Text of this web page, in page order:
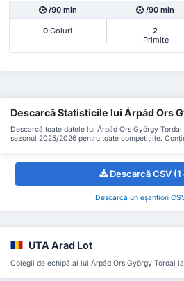
/90 min /90 min
0 Goluri
2
Primite
Descarcă Statisticile lui Árpád Ors
Descarcă toate datele lui Árpád Ors György
sezonul 2025/2026 pentru toate competițiile.
Descarcă CSV
Descarcă un eșantion
UTA Arad Lot
Colegii de echipă ai lui Árpád Ors György Tordai